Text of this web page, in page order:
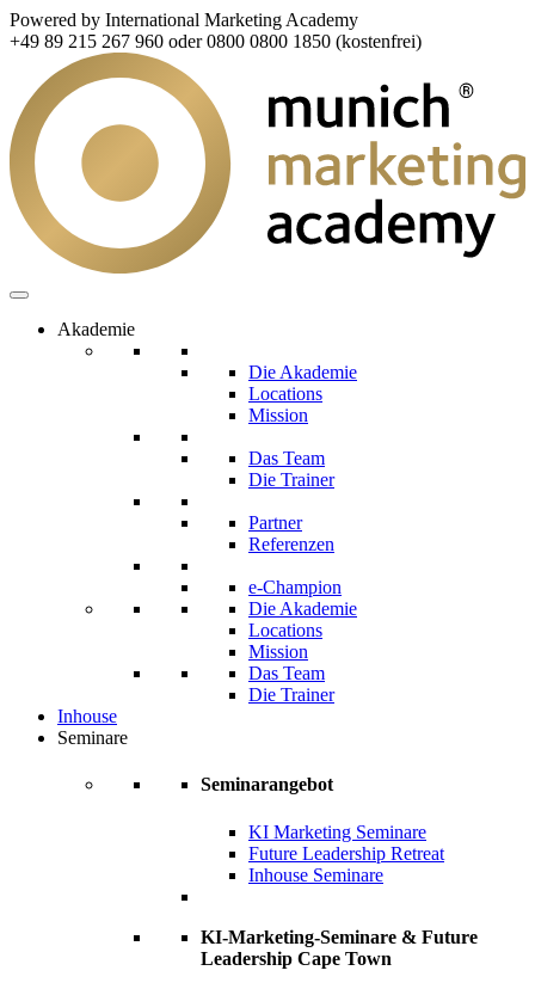
Powered by International Marketing Academy
+49 89 215 267 960 oder 0800 0800 1850 (kostenfrei)
Akademie
Die Akademie
Locations
Mission
Das Team
Die Trainer
Partner
Referenzen
e-Champion
Die Akademie
Locations
Mission
Das Team
Die Trainer
Inhouse
Seminare
Seminarangebot
KI Marketing Seminare
Future Leadership Retreat
Inhouse Seminare
KI-Marketing-Seminare & Future
Leadership Cape Town